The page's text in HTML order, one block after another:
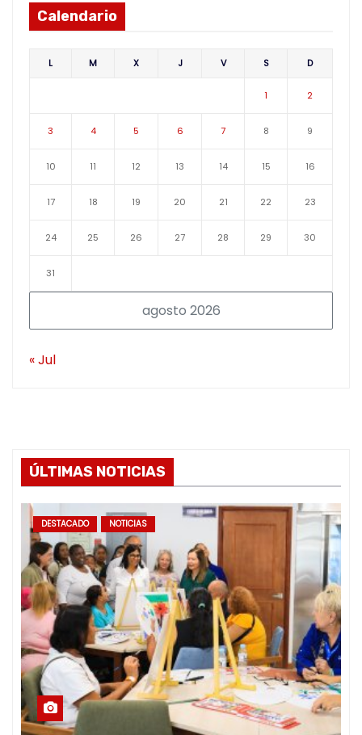
Calendario
agosto 2026
L M X J V S D
1 2
3 4 5 6 7 8 9
10 11 12 13 14 15 16
17 18 19 20 21 22 23
24 25 26 27 28 29 30
31
« Jul
ÚLTIMAS NOTICIAS
DESTACADO NOTICIAS